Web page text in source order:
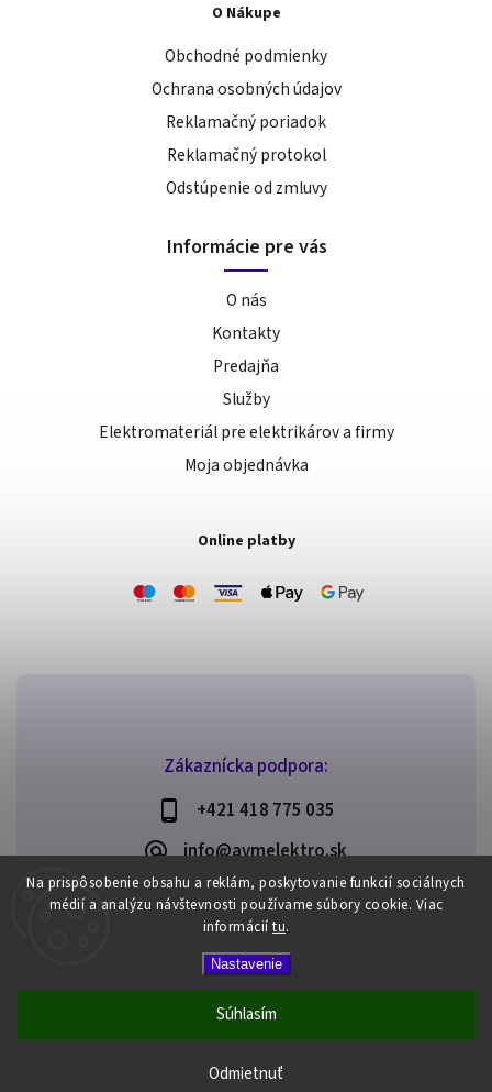
Na prispôsobenie obsahu a reklám, poskytovanie funkcií sociálnych
médií a analýzu návštevnosti používame súbory cookie. Viac
informácií tu.
Nastavenie
Odmietnuť
Súhlasím
Zákaznícka podpora:
+421 418 775 035
info@avmelektro.sk
O Nákupe
Obchodné podmienky
Ochrana osobných údajov
Reklamačný poriadok
Reklamačný protokol
Odstúpenie od zmluvy
Informácie pre vás
O nás
Kontakty
Predajňa
Služby
Elektromateriál pre elektrikárov a firmy
Moja objednávka
Online platby
AVM elektro. Všetky práva vyhradené.
Upraviť nastavenie cookies
Shoptet| Design